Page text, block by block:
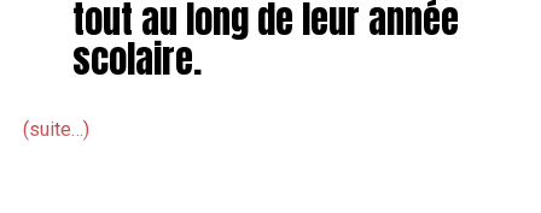
tout au long de leur année
scolaire.
(suite…)